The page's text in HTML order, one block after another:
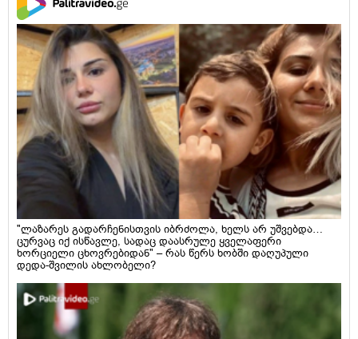
"ლაზარეს გადარჩენისთვის იბრძოლა, ხელს არ უშვებდა…
ცურვაც იქ ისწავლე, სადაც დაასრულე ყველაფერი
ხორციელი ცხოვრებიდან" – რას წერს ხობში დაღუპული
დედა-შვილის ახლობელი?